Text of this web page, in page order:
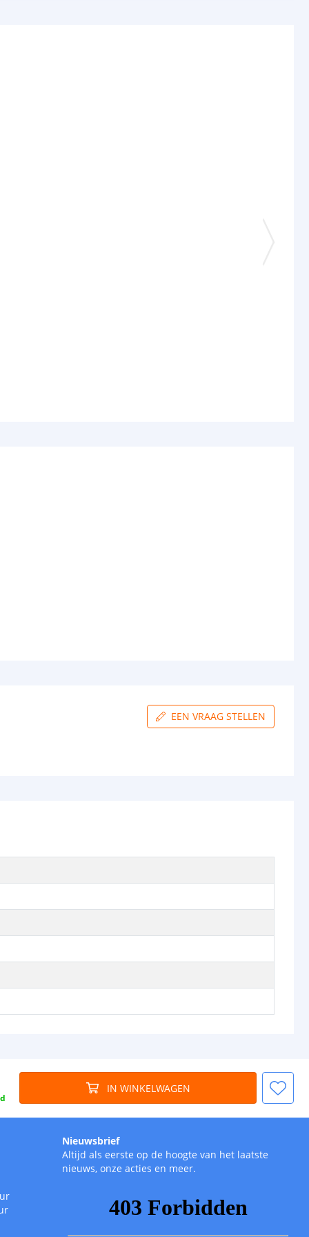
EEN VRAAG STELLEN
IN WINKELWAGEN
Nieuwsbrief
Altijd als eerste op de hoogte van het laatste
nieuws, onze acties en meer.